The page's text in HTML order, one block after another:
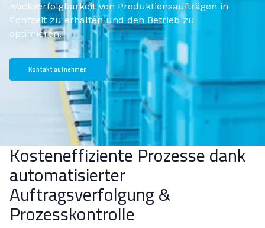
Rückverfolgbarkeit von Produktionsaufträgen in
Echtzeit zu erhalten und den Betrieb zu
optimieren.
Kontakt aufnehmen
Kosteneffiziente Prozesse dank
automatisierter
Auftragsverfolgung &
Prozesskontrolle